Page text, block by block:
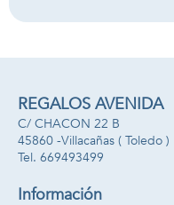
REGALOS AVENIDA
C/ CHACON 22 B
45860 -Villacañas ( Toledo )
669493499
Información